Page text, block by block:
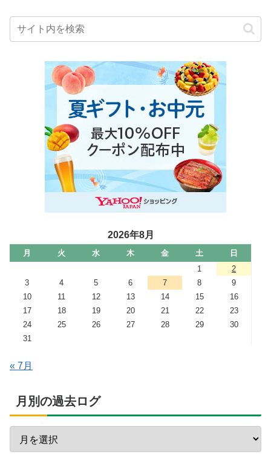
2026年8月
月 火 水 木 金 土
日
1
2
3
4 5 6 7 8
9
10
11 12 13 14 15
16
17
18 19 20 21 22
23
24
25 26 27 28 29
30
31
« 7月
月別の過去ログ